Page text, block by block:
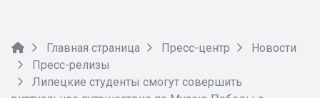
Главная страница Пресс-центр
Новости
Пресс-релизы
Липецкие студенты смогут совершить